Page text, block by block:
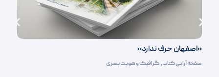
«اصفهان حرف ندارد»
صفحه آرایی کتاب‌, گرافیک و هویت بصری